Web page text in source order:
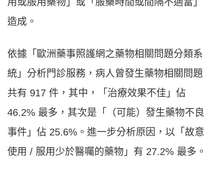
造成。
依據「歐洲藥事照護網之藥物相關問題分類系
統」分析門診服務，病人曾發生藥物相關問題
共有 917 件，其中，「治療效果不佳」佔
46.2% 最多，其次是「（可能）發生藥物不良
事件」佔 25.6%。進一步分析原因，以「故意
使用 / 服用少於醫囑的藥物」有 27.2% 最多。